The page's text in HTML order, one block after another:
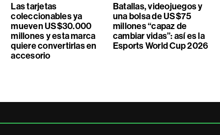
Las tarjetas
coleccionables ya
mueven US$30.000
millones y esta marca
quiere convertirlas en
accesorio
Batallas, videojuegos y
una bolsa de US$75
millones “capaz de
cambiar vidas”: así es la
Esports World Cup 2026